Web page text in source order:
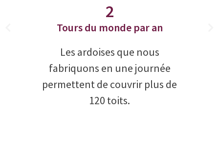
2
Tours du monde par an
Les ardoises que nous
fabriquons en une journée
permettent de couvrir plus de
120 toits.